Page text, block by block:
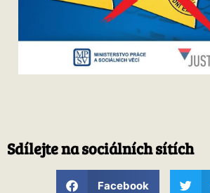
Sdílejte na sociálních sítích
Facebook